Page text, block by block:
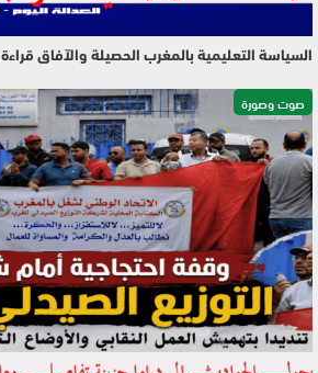
السياسة التعليمية بالمغرب الحصيلة والآفاق قراءة
صوت وصورة